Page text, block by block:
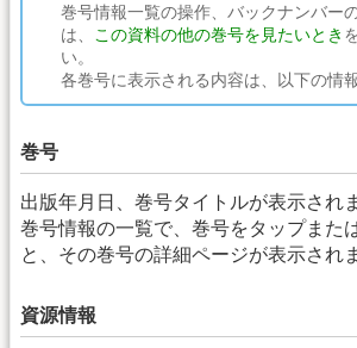
巻号情報一覧の操作、バックナンバー
は、
この資料の他の巻号を見たいとき
い。
各巻号に表示される内容は、以下の情
巻号
出版年月日、巻号タイトルが表示され
巻号情報の一覧で、巻号をタップまた
と、その巻号の詳細ページが表示され
資源情報